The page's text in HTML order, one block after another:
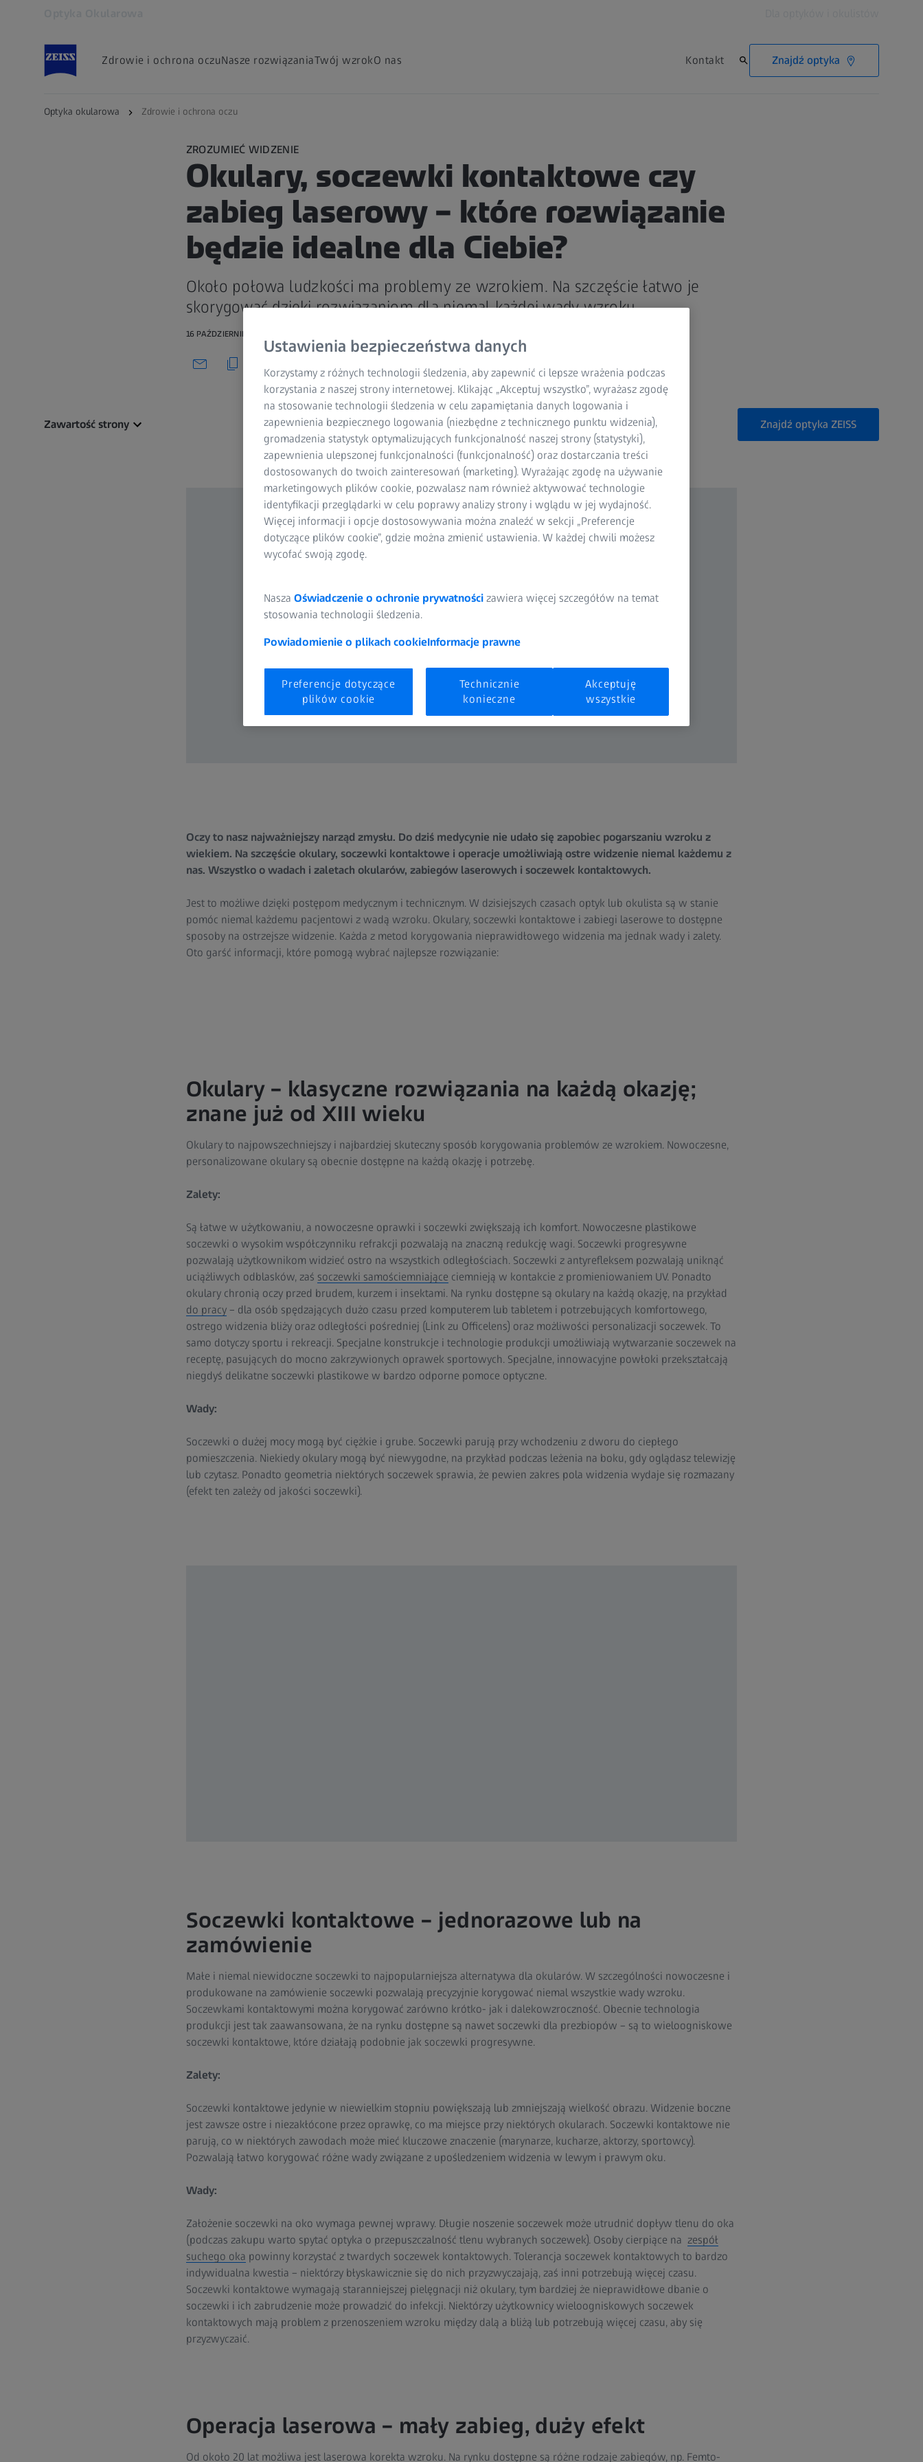
Zdrowie i ochrona oczuNasze rozwiązaniaTwój wzrokO nas Kontakt Znajdź optyka
Optyka okularowa Zdrowie i ochrona oczu
ZROZUMIEĆ WIDZENIE
Okulary, soczewki kontaktowe czy
zabieg laserowy – które rozwiązanie
będzie idealne dla Ciebie?
Około połowa ludzkości ma problemy ze wzrokiem. Na szczęście łatwo je
skorygować dzięki rozwiązaniom dla niemal każdej wady wzroku.
16 PAŹDZIERNIKA 2021
Zawartość strony Znajdź optyka ZEISS
Oczy to nasz najważniejszy narząd zmysłu. Do dziś medycynie nie udało się zapobiec pogarszaniu wzroku z
wiekiem. Na szczęście okulary, soczewki kontaktowe i operacje umożliwiają ostre widzenie niemal każdemu z
nas. Wszystko o wadach i zaletach okularów, zabiegów laserowych i soczewek kontaktowych.
Jest to możliwe dzięki postępom medycznym i technicznym. W dzisiejszych czasach optyk lub okulista są w stanie
pomóc niemal każdemu pacjentowi z wadą wzroku. Okulary, soczewki kontaktowe i zabiegi laserowe to dostępne
sposoby na ostrzejsze widzenie. Każda z metod korygowania nieprawidłowego widzenia ma jednak wady i zalety.
Oto garść informacji, które pomogą wybrać najlepsze rozwiązanie:
Okulary – klasyczne rozwiązania na każdą okazję;
znane już od XIII wieku
Okulary to najpowszechniejszy i najbardziej skuteczny sposób korygowania problemów ze wzrokiem. Nowoczesne,
personalizowane okulary są obecnie dostępne na każdą okazję i potrzebę.
Zalety:
Są łatwe w użytkowaniu, a nowoczesne oprawki i soczewki zwiększają ich komfort. Nowoczesne plastikowe
soczewki o wysokim współczynniku refrakcji pozwalają na znaczną redukcję wagi. Soczewki progresywne
pozwalają użytkownikom widzieć ostro na wszystkich odległościach. Soczewki z antyrefleksem pozwalają uniknąć
uciążliwych odblasków, zaś soczewki samościemniające ciemnieją w kontakcie z promieniowaniem UV. Ponadto
okulary chronią oczy przed brudem, kurzem i insektami. Na rynku dostępne są okulary na każdą okazję, na przykład
do pracy– dla osób spędzających dużo czasu przed komputerem lub tabletem i potrzebujących komfortowego,
ostrego widzenia bliży oraz odległości pośredniej (Link zu Officelens) oraz możliwości personalizacji soczewek. To
samo dotyczy sportu i rekreacji. Specjalne konstrukcje i technologie produkcji umożliwiają wytwarzanie soczewek na
receptę, pasujących do mocno zakrzywionych oprawek sportowych. Specjalne, innowacyjne powłoki przekształcają
niegdyś delikatne soczewki plastikowe w bardzo odporne pomoce optyczne.
Wady:
Soczewki o dużej mocy mogą być ciężkie i grube. Soczewki parują przy wchodzeniu z dworu do ciepłego
pomieszczenia. Niekiedy okulary mogą być niewygodne, na przykład podczas leżenia na boku, gdy oglądasz telewizję
lub czytasz. Ponadto geometria niektórych soczewek sprawia, że pewien zakres pola widzenia wydaje się rozmazany
(efekt ten zależy od jakości soczewki).
Soczewki kontaktowe – jednorazowe lub na
zamówienie
Małe i niemal niewidoczne soczewki to najpopularniejsza alternatywa dla okularów. W szczególności nowoczesne i
produkowane na zamówienie soczewki pozwalają precyzyjnie korygować niemal wszystkie wady wzroku.
Soczewkami kontaktowymi można korygować zarówno krótko- jak i dalekowzroczność. Obecnie technologia
produkcji jest tak zaawansowana, że na rynku dostępne są nawet soczewki dla prezbiopów – są to wieloogniskowe
soczewki kontaktowe, które działają podobnie jak soczewki progresywne.
Zalety:
Soczewki kontaktowe jedynie w niewielkim stopniu powiększają lub zmniejszają wielkość obrazu. Widzenie boczne
jest zawsze ostre i niezakłócone przez oprawkę, co ma miejsce przy niektórych okularach. Soczewki kontaktowe nie
parują, co w niektórych zawodach może mieć kluczowe znaczenie (marynarze, kucharze, aktorzy, sportowcy).
Pozwalają łatwo korygować różne wady związane z upośledzeniem widzenia w lewym i prawym oku.
Wady:
Założenie soczewki na oko wymaga pewnej wprawy. Długie noszenie soczewek może utrudnić dopływ tlenu do oka
(podczas zakupu warto spytać optyka o przepuszczalność tlenu wybranych soczewek). Osoby cierpiące na zespół
suchego oka powinny korzystać z twardych soczewek kontaktowych. Tolerancja soczewek kontaktowych to bardzo
indywidualna kwestia – niektórzy błyskawicznie się do nich przyzwyczajają, zaś inni potrzebują więcej czasu.
Soczewki kontaktowe wymagają staranniejszej pielęgnacji niż okulary, tym bardziej że nieprawidłowe dbanie o
soczewki i ich zabrudzenie może prowadzić do infekcji. Niektórzy użytkownicy wieloogniskowych soczewek
kontaktowych mają problem z przenoszeniem wzroku między dalą a bliżą lub potrzebują więcej czasu, aby się
przyzwyczaić.
Operacja laserowa – mały zabieg, duży efekt
Od około 20 lat możliwa jest laserowa korekta wzroku. Na rynku dostępne są różne rodzaje zabiegów, np. Femto-
Ustawienia bezpieczeństwa danych
Korzystamy z różnych technologii śledzenia, aby zapewnić ci lepsze wrażenia podczas
korzystania z naszej strony internetowej. Klikając „Akceptuj wszystko”, wyrażasz zgodę
na stosowanie technologii śledzenia w celu zapamiętania danych logowania i
zapewnienia bezpiecznego logowania (niezbędne z technicznego punktu widzenia),
gromadzenia statystyk optymalizujących funkcjonalność naszej strony (statystyki),
zapewnienia ulepszonej funkcjonalności (funkcjonalność) oraz dostarczania treści
dostosowanych do twoich zainteresowań (marketing). Wyrażając zgodę na używanie
marketingowych plików cookie, pozwalasz nam również aktywować technologie
identyfikacji przeglądarki w celu poprawy analizy strony i wglądu w jej wydajność.
Więcej informacji i opcje dostosowywania można znaleźć w sekcji „Preferencje
dotyczące plików cookie”, gdzie można zmienić ustawienia. W każdej chwili możesz
wycofać swoją zgodę.
Nasza Oświadczenie o ochronie prywatności zawiera więcej szczegółów na temat
stosowania technologii śledzenia.
Powiadomienie o plikach cookieInformacje prawne
Preferencje dotyczące
plików cookie
Technicznie
konieczne
Akceptuję
wszystkie